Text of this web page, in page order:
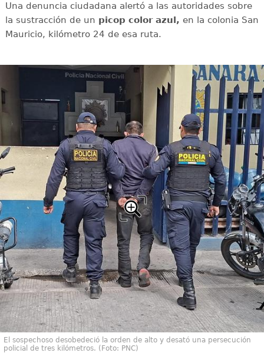
Una denuncia ciudadana alertó a las autoridades sobre
la sustracción de un picop color azul, en la colonia San
Mauricio, kilómetro 24 de esa ruta.
El sospechoso desobedeció la orden de alto y desató una persecución
policial de tres kilómetros. (Foto: PNC)